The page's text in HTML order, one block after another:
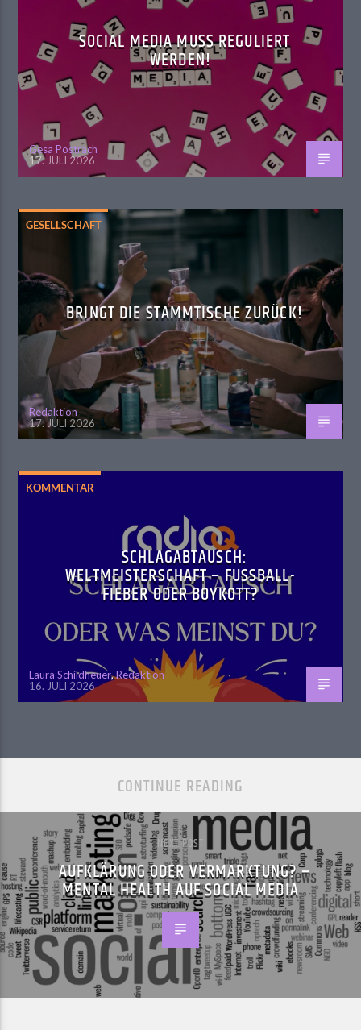
SOCIAL MEDIA MUSS REGULIERT
WERDEN!
Gesa Postrach
17. JULI 2026
GESELLSCHAFT
BRINGT DIE STAMMTISCHE ZURÜCK!
Redaktion
17. JULI 2026
KOMMENTAR
SCHLAGABTAUSCH:
WELTMEISTERSCHAFT – FUSSBALL-F
IEBER ODER BOYKOTT?
Laura Schildheuer,Redaktion
16. JULI 2026
CONTINUE READING
NEXT POST
AUFKLÄRUNG ODER VERMARKTUNG? –
MENTAL HEALTH AUF SOCIAL MEDIA